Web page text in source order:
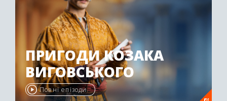
ПРИГОДИ КОЗАКА
ВИГОВСЬКОГО
Повні епізоди